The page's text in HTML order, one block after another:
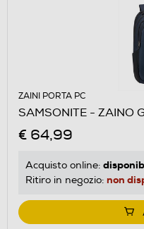
ZAINI PORTA PC
SAMSONITE - ZAINO
€ 64,99
Acquisto online:
Ritiro in negozio: non